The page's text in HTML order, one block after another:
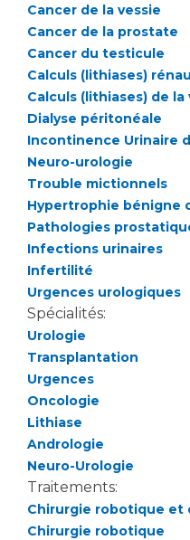
Cancer de la vessie
Cancer de la prostate
Cancer du testicule
Calculs (lithiases)
Calculs (lithiases) de la
Dialyse péritonéale
Incontinence Urinaire
Neuro-urologie
Trouble mictionnels
Hypertrophie bénigne
Pathologies
Infections urinaires
Infertilité
Urgences urologiques
Spécialités:
Urologie
Transplantation
Urgences
Oncologie
Lithiase
Andrologie
Neuro-Urologie
Traitements:
Chirurgie robotique et
Chirurgie robotique